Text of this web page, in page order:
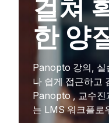
걸쳐
한 양
Panopto 강의, 실
나 쉽게 접근하고
Panopto , 교수진
는 LMS 워크플로